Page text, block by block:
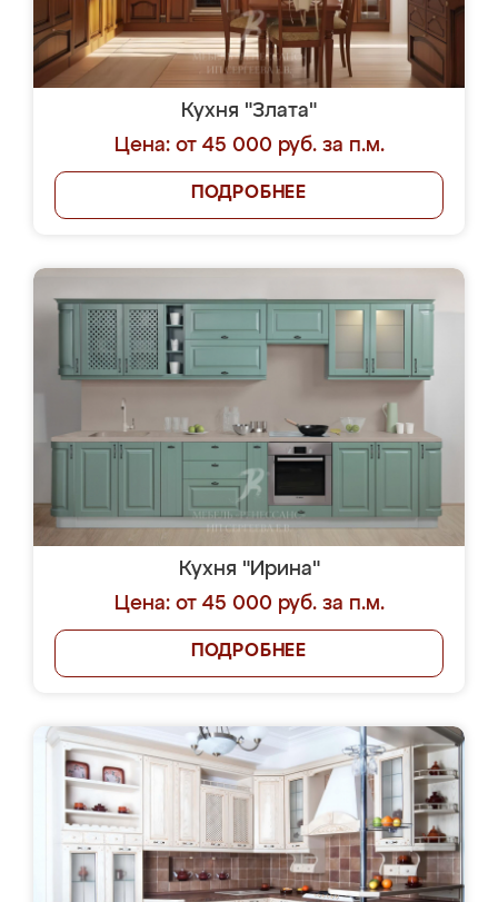
Кухня "Злата"
Цена: от 45 000 руб. за п.м.
ПОДРОБНЕЕ
Кухня "Ирина"
Цена: от 45 000 руб. за п.м.
ПОДРОБНЕЕ